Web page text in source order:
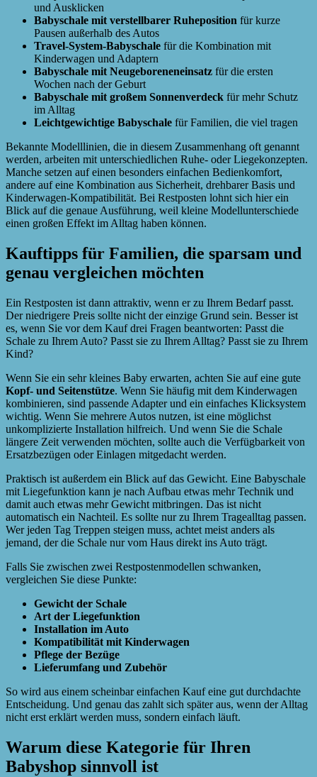
und Ausklicken
Babyschale mit verstellbarer Ruheposition für kurze
Pausen außerhalb des Autos
Travel-System-Babyschale für die Kombination mit
Kinderwagen und Adaptern
Babyschale mit Neugeboreneneinsatz für die ersten
Wochen nach der Geburt
Babyschale mit großem Sonnenverdeck für mehr Schutz
im Alltag
Leichtgewichtige Babyschale für Familien, die viel tragen
Bekannte Modelllinien, die in diesem Zusammenhang oft genannt
werden, arbeiten mit unterschiedlichen Ruhe- oder Liegekonzepten.
Manche setzen auf einen besonders einfachen Bedienkomfort,
andere auf eine Kombination aus Sicherheit, drehbarer Basis und
Kinderwagen-Kompatibilität. Bei Restposten lohnt sich hier ein
Blick auf die genaue Ausführung, weil kleine Modellunterschiede
einen großen Effekt im Alltag haben können.
Kauftipps für Familien, die sparsam und
genau vergleichen möchten
Ein Restposten ist dann attraktiv, wenn er zu Ihrem Bedarf passt.
Der niedrigere Preis sollte nicht der einzige Grund sein. Besser ist
es, wenn Sie vor dem Kauf drei Fragen beantworten: Passt die
Schale zu Ihrem Auto? Passt sie zu Ihrem Alltag? Passt sie zu Ihrem
Kind?
Wenn Sie ein sehr kleines Baby erwarten, achten Sie auf eine gute
Kopf- und Seitenstütze. Wenn Sie häufig mit dem Kinderwagen
kombinieren, sind passende Adapter und ein einfaches Klicksystem
wichtig. Wenn Sie mehrere Autos nutzen, ist eine möglichst
unkomplizierte Installation hilfreich. Und wenn Sie die Schale
längere Zeit verwenden möchten, sollte auch die Verfügbarkeit von
Ersatzbezügen oder Einlagen mitgedacht werden.
Praktisch ist außerdem ein Blick auf das Gewicht. Eine Babyschale
mit Liegefunktion kann je nach Aufbau etwas mehr Technik und
damit auch etwas mehr Gewicht mitbringen. Das ist nicht
automatisch ein Nachteil. Es sollte nur zu Ihrem Tragealltag passen.
Wer jeden Tag Treppen steigen muss, achtet meist anders als
jemand, der die Schale nur vom Haus direkt ins Auto trägt.
Falls Sie zwischen zwei Restpostenmodellen schwanken,
vergleichen Sie diese Punkte:
Gewicht der Schale
Art der Liegefunktion
Installation im Auto
Kompatibilität mit Kinderwagen
Pflege der Bezüge
Lieferumfang und Zubehör
So wird aus einem scheinbar einfachen Kauf eine gut durchdachte
Entscheidung. Und genau das zahlt sich später aus, wenn der Alltag
nicht erst erklärt werden muss, sondern einfach läuft.
Warum diese Kategorie für Ihren
Babyshop sinnvoll ist